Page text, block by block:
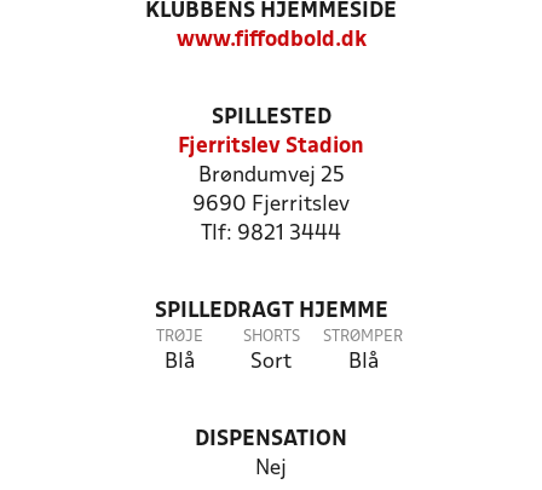
KLUBBENS HJEMMESIDE
www.fiffodbold.dk
SPILLESTED
Fjerritslev Stadion
Brøndumvej 25
9690 Fjerritslev
Tlf: 9821 3444
SPILLEDRAGT HJEMME
TRØJE
Blå
SHORTS
Sort
STRØMPER
Blå
DISPENSATION
Nej